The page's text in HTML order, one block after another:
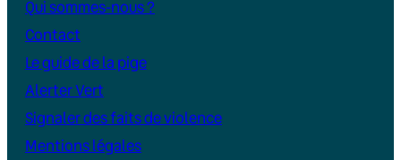
Qui sommes-nous ?
Contact
Le guide de la pige
Alerter Vert
Signaler des faits de violence
Mentions légales